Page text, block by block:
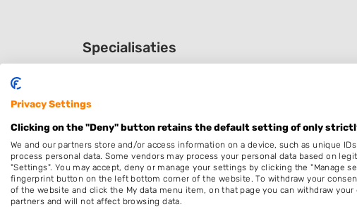
Specialisaties
Keratine behandeling
Epileren
Schoonheidssalon
Openingstijden
Privacy Settings
Clicking on the "Deny" button retains the default setting of only
We and our partners store and/or access information on a device, such as unique
process personal data. Some vendors may process your personal data based on
"Settings". You may accept, deny or manage your settings by clicking the "Manage
fingerprint button on the left bottom corner of the website. To withdraw your
of the website and click the My data menu item, on that page you can withdraw
partners and will not affect browsing data.